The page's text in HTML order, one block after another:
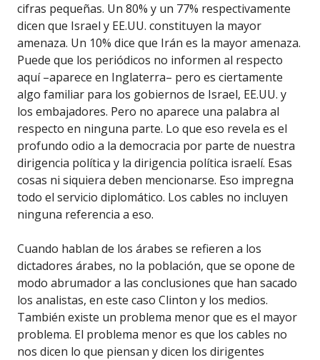
cifras pequeñas. Un 80% y un 77% respectivamente
dicen que Israel y EE.UU. constituyen la mayor
amenaza. Un 10% dice que Irán es la mayor amenaza.
Puede que los periódicos no informen al respecto
aquí –aparece en Inglaterra– pero es ciertamente
algo familiar para los gobiernos de Israel, EE.UU. y
los embajadores. Pero no aparece una palabra al
respecto en ninguna parte. Lo que eso revela es el
profundo odio a la democracia por parte de nuestra
dirigencia política y la dirigencia política israelí. Esas
cosas ni siquiera deben mencionarse. Eso impregna
todo el servicio diplomático. Los cables no incluyen
ninguna referencia a eso.
Cuando hablan de los árabes se refieren a los
dictadores árabes, no la población, que se opone de
modo abrumador a las conclusiones que han sacado
los analistas, en este caso Clinton y los medios.
También existe un problema menor que es el mayor
problema. El problema menor es que los cables no
nos dicen lo que piensan y dicen los dirigentes